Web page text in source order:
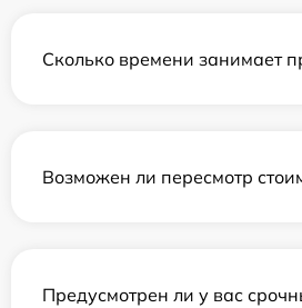
Сколько времени занимает
Возможен ли пересмотр
Предусмотрен ли у вас